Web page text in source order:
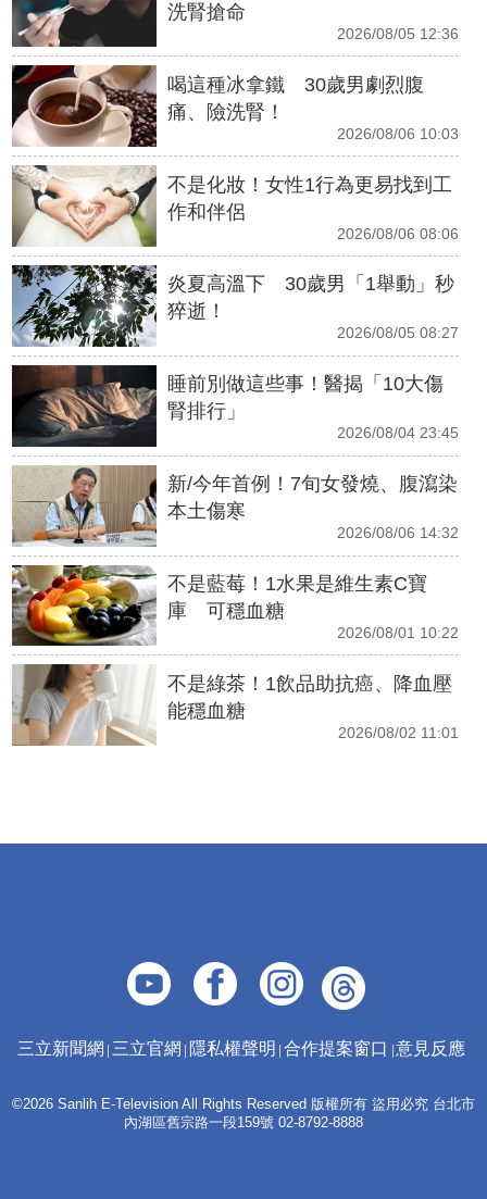
洗腎搶命
2026/08/05 12:36
喝這種冰拿鐵 30歲男劇烈腹
痛、險洗腎！
2026/08/06 10:03
不是化妝！女性1行為更易找到工
作和伴侶
2026/08/06 08:06
炎夏高溫下 30歲男「1舉動」秒
猝逝！
2026/08/05 08:27
睡前別做這些事！醫揭「10大傷
腎排行」
2026/08/04 23:45
新/今年首例！7旬女發燒、腹瀉染
本土傷寒
2026/08/06 14:32
不是藍莓！1水果是維生素C寶
庫 可穩血糖
2026/08/01 10:22
不是綠茶！1飲品助抗癌、降血壓
能穩血糖
2026/08/02 11:01
三立新聞網 三立官網 隱私權聲明 合作提案窗口 意見反應
©2026 Sanlih E-Television All Rights Reserved 版權所有 盜用必究 台北市
內湖區舊宗路一段159號 02-8792-8888